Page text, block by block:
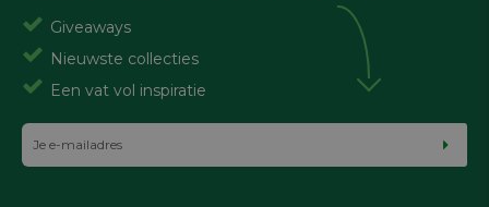
Giveaways
Nieuwste collecties
Een vat vol inspiratie